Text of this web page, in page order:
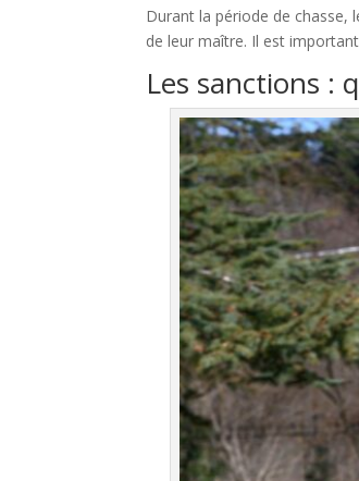
Durant la période de chasse,
de leur maître. Il est
Les sanctions :